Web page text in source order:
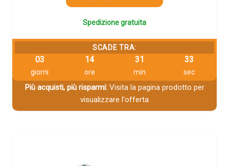
Spedizione gratuita
SCADE TRA:
03
giorni
14
ore
31
min
32
sec
Più acquisti, più risparmi:Visita la pagina prodotto per
visualizzare l'offerta